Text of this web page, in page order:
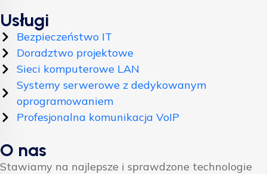
Usługi
Bezpieczeństwo IT
Doradztwo projektowe
Sieci komputerowe LAN
Systemy serwerowe z dedykowanym
oprogramowaniem
Profesjonalna komunikacja VoIP
O nas
Stawiamy na najlepsze i sprawdzone technologie